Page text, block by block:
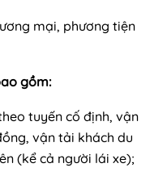
mại, phương tiện
gồm:
tuyến cố định, vận
vận tải khách du
(kể cả người lái xe);